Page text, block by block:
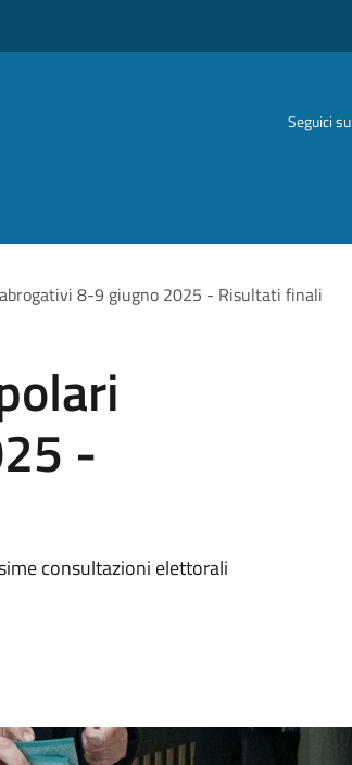
Seguici su
8-9 giugno 2025 - Risultati finali
-
consultazioni elettorali